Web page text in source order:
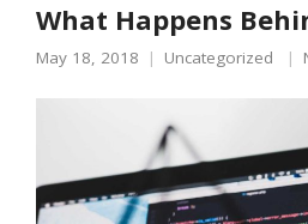
What Happens
May 18, 2018 Uncategorized